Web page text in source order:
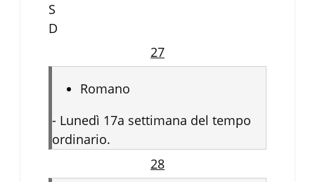
S
D
27
Romano
- Lunedì 17a settimana del tempo
ordinario.
28